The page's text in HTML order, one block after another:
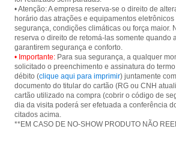
• Atenção: A empresa reserva-se o direito de
horário das atrações e equipamentos eletrônicos
segurança, condições climáticas ou força maior.
reserva o direito de retomá-las somente quando
• Importante: Para sua segurança, a qualquer
solicitado o preenchimento e assinatura do
débito (clique aqui para imprimir) juntamente
documento do titular do cartão (RG ou CNH
cartão utilizado na compra (cobrir o código de
dia da visita poderá ser efetuada a conferência
citados acima.
**EM CASO DE NO-SHOW PRODUTO NÃO